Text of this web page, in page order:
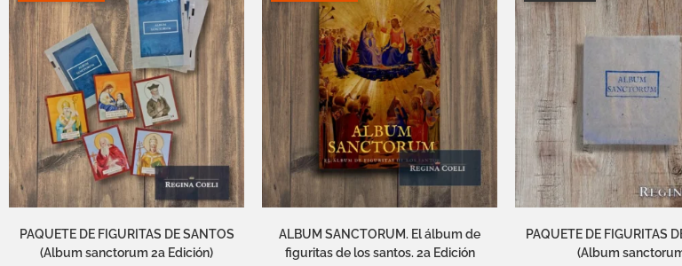
PAQUETE DE FIGURITAS DE SANTOS
(Album sanctorum 2a Edición)
ALBUM SANCTORUM. El álbum de
figuritas de los santos. 2a Edición
PAQUETE DE FIGURITAS
(Album